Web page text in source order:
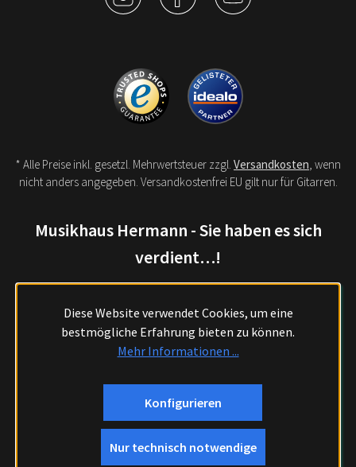
* Alle Preise inkl. gesetzl. Mehrwertsteuer zzgl. Versandkosten, wenn
nicht anders angegeben. Versandkostenfrei EU gilt nur für Gitarren.
Musikhaus Hermann - Sie haben es sich
verdient…!
Diese Website verwendet Cookies, um eine
bestmögliche Erfahrung bieten zu können.
Mehr Informationen ...
Nur technisch notwendige
Konfigurieren